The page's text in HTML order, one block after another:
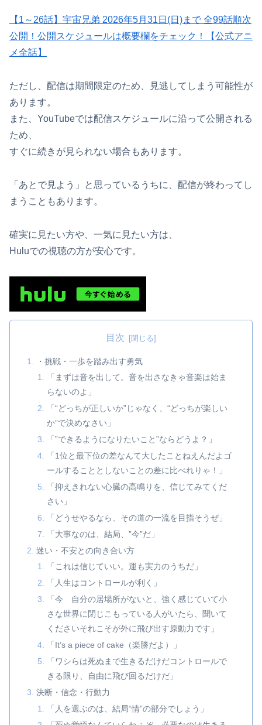
【1～26話】宇宙兄弟 2026年5月31日(日)まで 全99話順次
公開！公開スケジュールは概要欄をチェック！【公式アニ
メ全話】
ただし、配信は期間限定のため、見逃してしまう可能性が
あります。
また、YouTubeでは配信スケジュールに沿って公開される
ため、
すぐに続きが見られない場合もあります。
「あとで見よう」と思っているうちに、配信が終わってし
まうこともあります。
確実に見たい方や、一気に見たい方は、
Huluでの視聴の方が安心です。
目次
・挑戦・一歩を踏み出す勇気
「まずは音を出して。音を出さなきゃ音楽は始ま
らないのよ」
「“どっちが正しいか”じゃなく、“どっちが楽しい
か”で決めなさい」
「”できるようになりたいこと”ならどうよ？」
「1位と最下位の差なんて大したことねえんだよゴ
ールすることとしないことの差に比べれりゃ！」
「抑えきれない心臓の高鳴りを、信じてみてくだ
さい」
「どうせやるなら、その道の一流を目指そうぜ」
「大事なのは、結局、”今”だ」
迷い・不安との向き合い方
「これは信じていい。運も実力のうちだ」
「人生はコントロールが利く」
「今 自分の居場所がないと、強く感じていて小
さな世界に閉じこもっている人がいたら、聞いて
くださいそれこそが外に飛び出す原動力です」
「It’s a piece of cake（楽勝だよ）」
「ワシらは死ぬまで生きるだけだコントロールで
きる限り、自由に飛び回るだけだ」
決断・信念・行動力
「人を選ぶのは、結局“情”の部分でしょう」